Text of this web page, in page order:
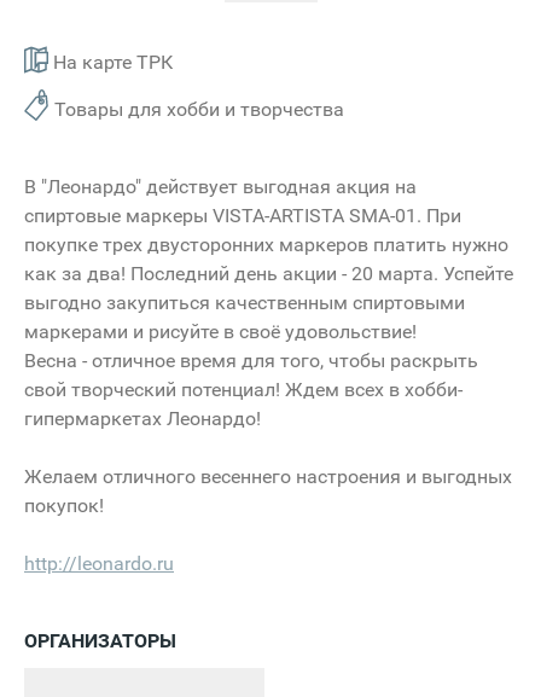
На карте ТРК
Товары для хобби и творчества
В "Леонардо" действует выгодная акция на
спиртовые маркеры VISTA-ARTISTA SMA-01. При
покупке трех двусторонних маркеров платить нужно
как за два! Последний день акции - 20 марта. Успейте
выгодно закупиться качественным спиртовыми
маркерами и рисуйте в своё удовольствие!
Весна - отличное время для того, чтобы раскрыть
свой творческий потенциал! Ждем всех в хобби-
гипермаркетах Леонардо!
Желаем отличного весеннего настроения и выгодных
покупок!
http://leonardo.ru
ОРГАНИЗАТОРЫ